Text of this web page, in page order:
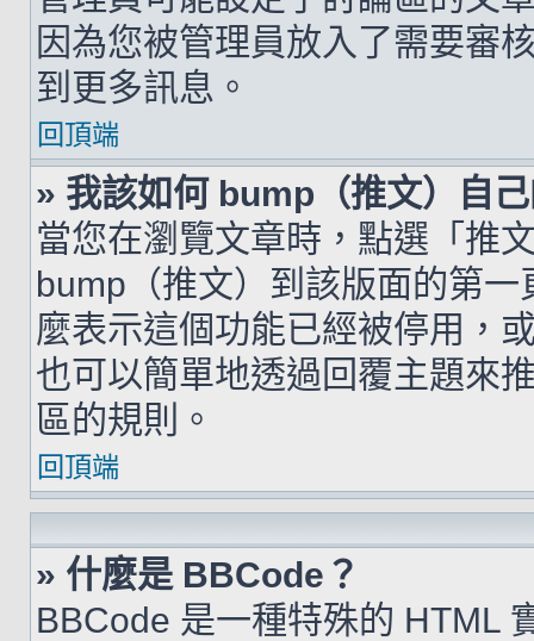
因為您被管理員放入了需要審
到更多訊息。
回頂端
» 我該如何 bump（推文）自
當您在瀏覽文章時，點選「推
bump（推文）到該版面的第
麼表示這個功能已經被停用，
也可以簡單地透過回覆主題來
區的規則。
回頂端
» 什麼是 BBCode？
BBCode 是一種特殊的 HTML